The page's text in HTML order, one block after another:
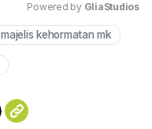
Mute
Powered by GliaStudios
majelis kehormatan mk